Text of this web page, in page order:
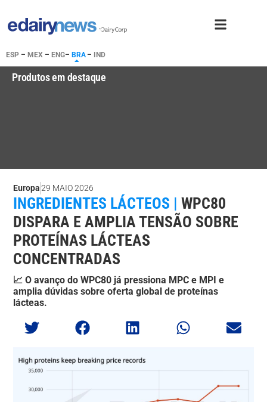
ESP – MEX – ENG– BRA– IND
Produtos em destaque
Europa 29 MAIO 2026
INGREDIENTES LÁCTEOS | WPC80
DISPARA E AMPLIA TENSÃO SOBRE
PROTEÍNAS LÁCTEAS
CONCENTRADAS
📈 O avanço do WPC80 já pressiona MPC e MPI e
amplia dúvidas sobre oferta global de proteínas
lácteas.